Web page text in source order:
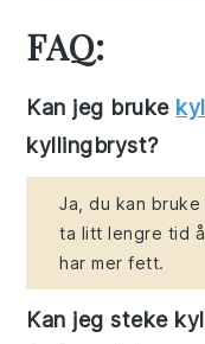
FAQ:
Kan jeg bruke
kyllingbryst?
Ja, du kan
ta litt lengre tid
har mer fett.
Kan jeg steke